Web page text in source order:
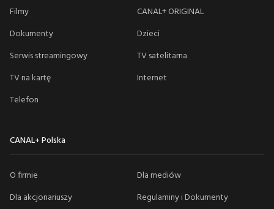
Filmy
CANAL+ ORIGINAL
Dokumenty
Dzieci
Serwis streamingowy
TV satelitarna
TV na kartę
Internet
Telefon
CANAL+ Polska
O firmie
Dla mediów
Dla akcjonariuszy
Regulaminy i Dokumenty